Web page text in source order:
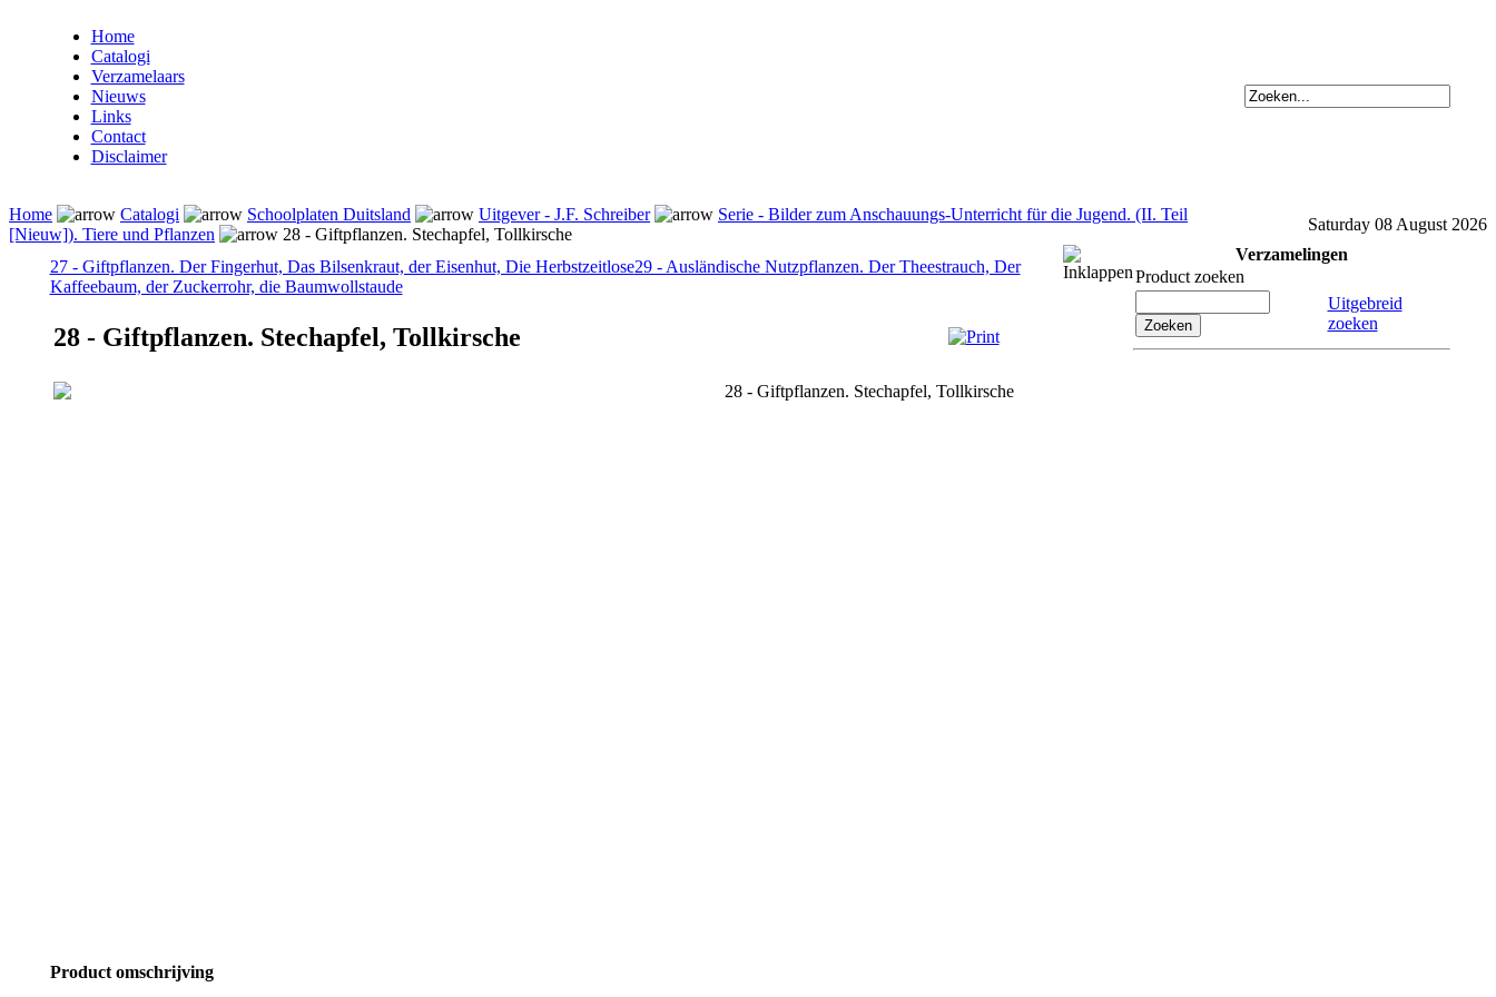
Home
Catalogi
Verzamelaars
Nieuws
Links
Contact
Disclaimer
Home Catalogi Schoolplaten Duitsland Uitgever - J.F. Schreiber
Serie - Bilder zum Anschauungs-Unterricht für die Jugend. (II. Teil
[Nieuw]). Tiere und Pflanzen
28 - Giftpflanzen. Stechapfel, Tollkirsche
Saturday 08 August 2026
27 - Giftpflanzen. Der Fingerhut, Das Bilsenkraut, der Eisenhut, Die Herbstzeitlose29 - Ausländische Nutzpflanzen. Der Theestrauch, Der
Kaffeebaum, der Zuckerrohr, die Baumwollstaude
28 - Giftpflanzen. Stechapfel, Tollkirsche
28 - Giftpflanzen. Stechapfel, Tollkirsche
Product omschrijving
Verzamelingen
Product zoeken
Uitgebreid
zoeken